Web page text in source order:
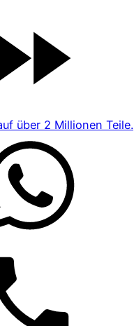
über 2 Millionen Teile.